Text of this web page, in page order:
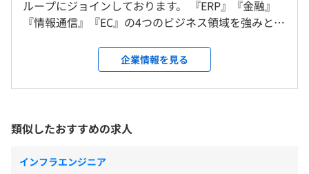
・大手ケーブルテレビ会社向けのシステムエンハンス
・金融系システム開発
・官公庁関連のシステム開発
・損保サービス拡張（新規開発）
・資格取得された際に、受験料の補助をおこないます。
当社指定場所および自宅
＜変更範囲＞
対策内容：屋内禁煙
・祝日
・夏季休暇（7月1日〜9月30日の間で3日間）
・年末年始休暇（12月30日〜1月3日）
・有給休暇（10日〜20日間 ）
・育児休業
ループにジョインしております。 『ERP』『金融』
『情報通信』『EC』の4つのビジネス領域を強みと
客様と長く緊密なお取引を続けています。 創業48年
で培った技術力やノウハウを活かし、常に進化と成
長を続けている企業です。 経験不足による不安や疑
乗り越え、メンバーひとりひとりの成長や達成感を
重要視しております。 挑戦と成長を続けていける会
社を、ぜひ一緒に盛り上げていきましょう！
企業情報を見る
類似したおすすめの求人
インフラエンジニア